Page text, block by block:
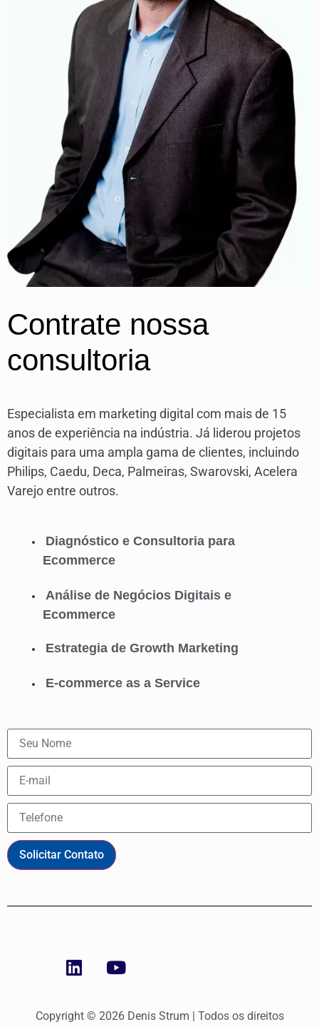
Contrate nossa
consultoria
Especialista em marketing digital com mais de 15
anos de experiência na indústria. Já liderou projetos
digitais para uma ampla gama de clientes, incluindo
Philips, Caedu, Deca, Palmeiras, Swarovski, Acelera
Varejo entre outros.
Diagnóstico e Consultoria para
Ecommerce
Análise de Negócios Digitais e
Ecommerce
Estrategia de Growth Marketing
E-commerce as a Service
Solicitar Contato
Copyright © 2026 Denis Strum | Todos os direitos